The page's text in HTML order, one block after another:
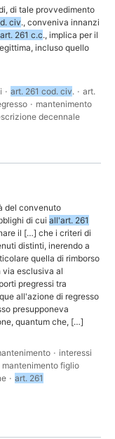
di tale provvedimento
civ., conveniva innanzi
261 c.c., implica per il
incluso quello
· art. 261 cod. civ. · art.
· mantenimento
decennale
del convenuto
di cui all'art. 261
il […] che i criteri di
distinti, inerendo a
quella di rimborso
via esclusiva al
pregressi tra
all'azione di regresso
presupponeva
quantum che, […]
· interessi
mantenimento figlio
· art. 261